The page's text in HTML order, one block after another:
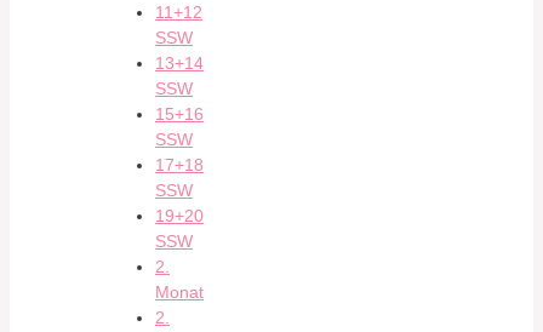
11+12
SSW
13+14
SSW
15+16
SSW
17+18
SSW
19+20
SSW
2.
Monat
2.